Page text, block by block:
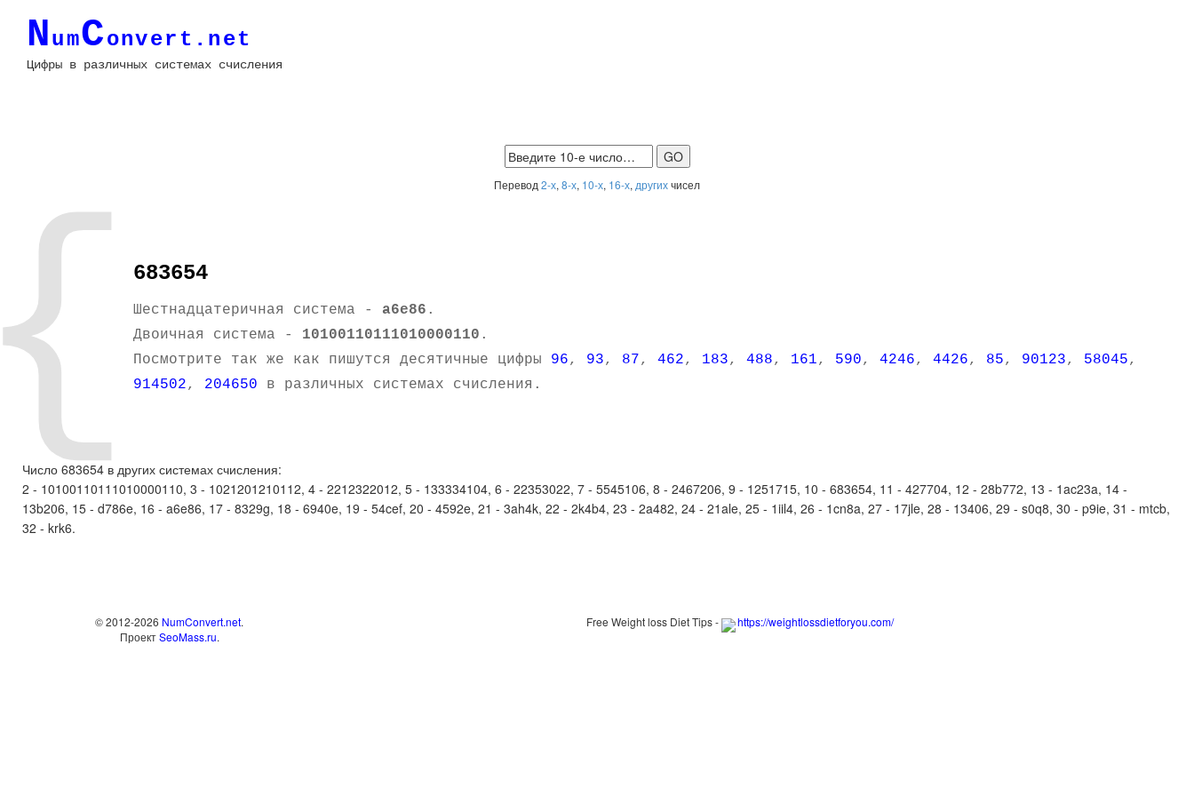
NumConvert.net
Цифры в различных системах счисления
Перевод 2-х, 8-х, 10-х, 16-х, другихчисел
683654
Шестнадцатеричная система - a6e86 .
Двоичная система - 10100110111010000110 .
Посмотрите так же как пишутся десятичные цифры 96, 93, 87, 462, 183, 488, 161, 590, 4246, 4426, 85, 90123, 58045,
914502, 204650 в различных системах счисления.
Число 683654 в других системах счисления:
2 - 10100110111010000110, 3 - 1021201210112, 4 - 2212322012, 5 - 133334104, 6 - 22353022, 7 - 5545106, 8 - 2467206, 9 - 1251715, 10 - 683654, 11 - 427704, 12 - 28b772, 13 - 1ac23a, 14 -
13b206, 15 - d786e, 16 - a6e86, 17 - 8329g, 18 - 6940e, 19 - 54cef, 20 - 4592e, 21 - 3ah4k, 22 - 2k4b4, 23 - 2a482, 24 - 21ale, 25 - 1iil4, 26 - 1cn8a, 27 - 17jle, 28 - 13406, 29 - s0q8, 30 - p9ie, 31 - mtcb,
32 - krk6.
© 2012-2026 NumConvert.net.
ПроектSeoMass.ru.
Free Weight loss Diet Tips - https://weightlossdietforyou.com/